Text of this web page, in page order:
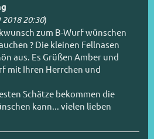
20:30)
zum B-Wurf wünschen
? Die kleinen Fellnasen
aus. Es Grüßen Amber und
mit Ihren Herrchen und
Schätze bekommen die
kann... vielen lieben